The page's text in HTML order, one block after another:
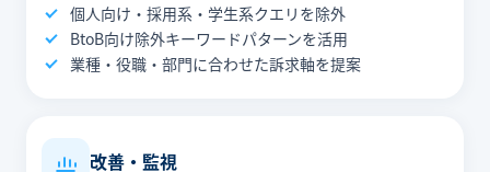
個人向け・採用系・学生系クエリを除外
BtoB向け除外キーワードパターンを活用
業種・役職・部門に合わせた訴求軸を提案
改善・監視